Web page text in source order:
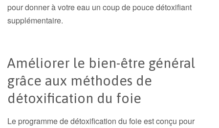
pour donner à votre eau un coup de pouce détoxifiant
supplémentaire.
Améliorer le bien-être général
grâce aux méthodes de
détoxification du foie
Le programme de détoxification du foie est conçu pour